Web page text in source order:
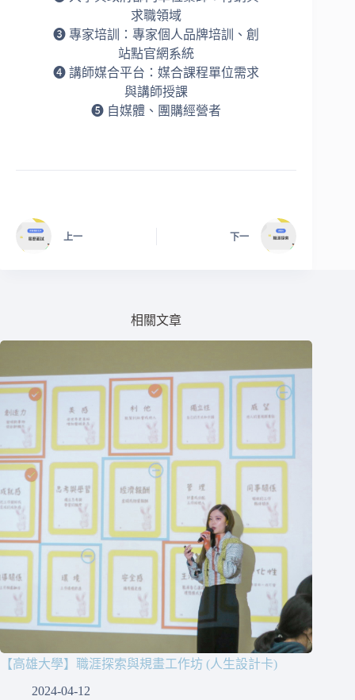
求職領域
➌ 專家培訓：專家個人品牌培訓、創
站點官網系統
➍ 講師媒合平台：媒合課程單位需求
與講師授課
➎ 自媒體、團購經營者
上一 下一
相關文章
【高雄大學】職涯探索與規畫工作坊 (人生設計卡)
2024-04-12